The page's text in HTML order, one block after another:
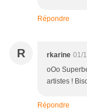
Répondre
R rkarine 01/
oOo
artistes !
Répondre